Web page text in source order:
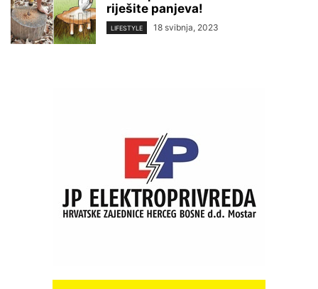
riješite panjeva!
LIFESTYLE 18 svibnja, 2023